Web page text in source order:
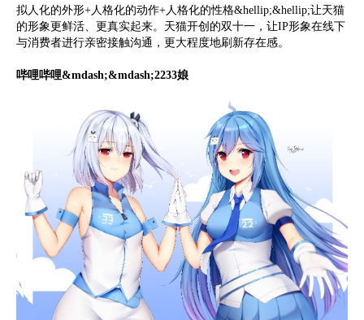
拟人化的外形+人格化的动作+人格化的性格&hellip;&hellip;让天猫
的形象更鲜活、更真实起来。天猫开创的双十一，让IP形象在线下
与消费者进行亲密接触沟通，更大程度地刷新存在感。
哔哩哔哩&mdash;&mdash;2233娘